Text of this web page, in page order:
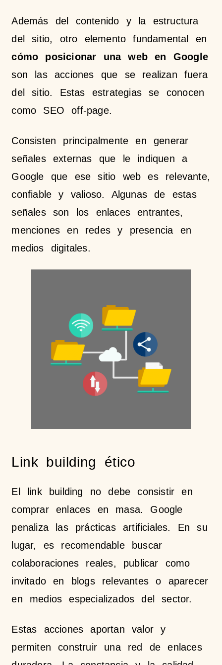
Además del contenido y la estructura
del sitio, otro elemento fundamental en
cómo posicionar una web en Google
son las acciones que se realizan fuera
del sitio. Estas estrategias se conocen
como SEO off-page.
Consisten principalmente en generar
señales externas que le indiquen a
Google que ese sitio web es relevante,
confiable y valioso. Algunas de estas
señales son los enlaces entrantes,
menciones en redes y presencia en
medios digitales.
Link building ético
El link building no debe consistir en
comprar enlaces en masa. Google
penaliza las prácticas artificiales. En su
lugar, es recomendable buscar
colaboraciones reales, publicar como
invitado en blogs relevantes o aparecer
en medios especializados del sector.
Estas acciones aportan valor y
permiten construir una red de enlaces